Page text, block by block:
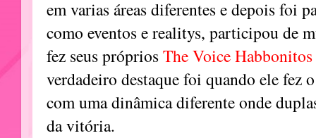
em varias áreas diferentes e depois foi
como eventos e realitys, participou de
fez seus próprios The Voice Habbonitos
verdadeiro destaque foi quando ele fez
com uma dinâmica diferente onde
da vitória.